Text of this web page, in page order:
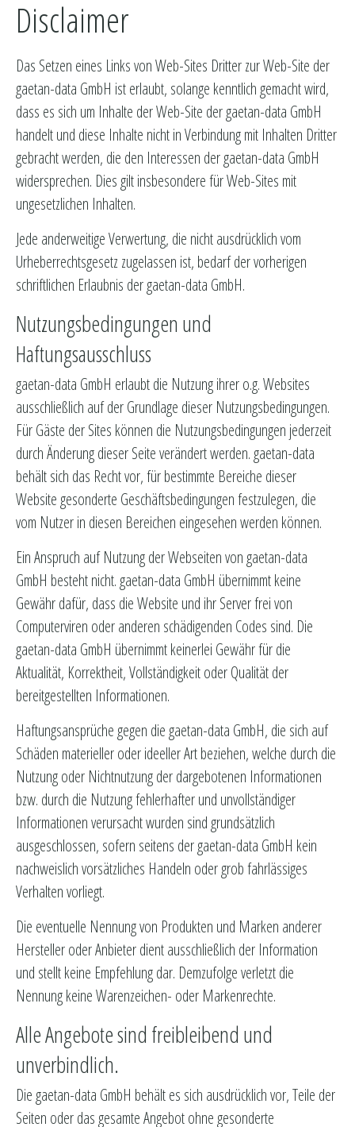
Disclaimer
Das Setzen eines Links von Web-Sites Dritter zur Web-Site der
gaetan-data GmbH ist erlaubt, solange kenntlich gemacht wird,
dass es sich um Inhalte der Web-Site der gaetan-data GmbH
handelt und diese Inhalte nicht in Verbindung mit Inhalten Dritter
gebracht werden, die den Interessen der gaetan-data GmbH
widersprechen. Dies gilt insbesondere für Web-Sites mit
ungesetzlichen Inhalten.
Jede anderweitige Verwertung, die nicht ausdrücklich vom
Urheberrechtsgesetz zugelassen ist, bedarf der vorherigen
schriftlichen Erlaubnis der gaetan-data GmbH.
Nutzungsbedingungen und
Haftungsausschluss
gaetan-data GmbH erlaubt die Nutzung ihrer o.g. Websites
ausschließlich auf der Grundlage dieser Nutzungsbedingungen.
Für Gäste der Sites können die Nutzungsbedingungen jederzeit
durch Änderung dieser Seite verändert werden. gaetan-data
behält sich das Recht vor, für bestimmte Bereiche dieser
Website gesonderte Geschäftsbedingungen festzulegen, die
vom Nutzer in diesen Bereichen eingesehen werden können.
Ein Anspruch auf Nutzung der Webseiten von gaetan-data
GmbH besteht nicht. gaetan-data GmbH übernimmt keine
Gewähr dafür, dass die Website und ihr Server frei von
Computerviren oder anderen schädigenden Codes sind. Die
gaetan-data GmbH übernimmt keinerlei Gewähr für die
Aktualität, Korrektheit, Vollständigkeit oder Qualität der
bereitgestellten Informationen.
Haftungsansprüche gegen die gaetan-data GmbH, die sich auf
Schäden materieller oder ideeller Art beziehen, welche durch die
Nutzung oder Nichtnutzung der dargebotenen Informationen
bzw. durch die Nutzung fehlerhafter und unvollständiger
Informationen verursacht wurden sind grundsätzlich
ausgeschlossen, sofern seitens der gaetan-data GmbH kein
nachweislich vorsätzliches Handeln oder grob fahrlässiges
Verhalten vorliegt.
Die eventuelle Nennung von Produkten und Marken anderer
Hersteller oder Anbieter dient ausschließlich der Information
und stellt keine Empfehlung dar. Demzufolge verletzt die
Nennung keine Warenzeichen- oder Markenrechte.
Alle Angebote sind freibleibend und
unverbindlich.
Die gaetan-data GmbH behält es sich ausdrücklich vor, Teile der
Seiten oder das gesamte Angebot ohne gesonderte